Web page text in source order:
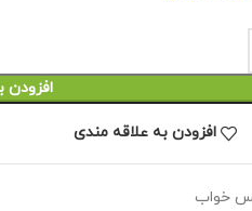
افزودن
افزودن به علاقه مندی
خواب